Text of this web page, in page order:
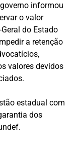
informou
o valor
do Estado
a retenção
valores devidos
estadual com
dos